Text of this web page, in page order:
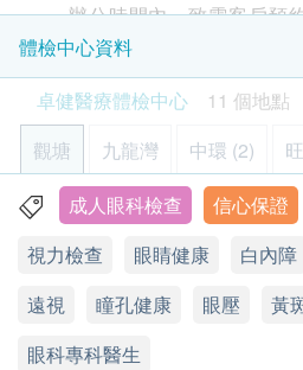
遠近視力
屈光檢查 (近視、遠視、散
瞳孔反射
眼壓檢查
斜視、眼睛肌肉協調
色覺
立體視覺
雙目裂隙燈檢查
放大瞳孔眼底檢查
眼球健康
報告
計劃特點：
由眼科專科醫生主理
針對40歲或以上、 深近視
危人士的全面檢查
檢查包括白內障、青光眼
病變等
指定醫療中心地點及辦公時間：
卓健專科中心 - 旺角
九龍旺角彌敦道625- 639號雅
星期一至五：9:00 - 13:00;
辦公時間內，致電客戶預
點，客戶亦可以致電
8301 8301預約。
客戶必須於預約當天出示身
郵以確認身份。
體格檢查計劃只適用於18
體格檢查計劃不適用於星
眼科檢查計劃不適用於星
期。
本體格檢查計劃有效期為6
內（由確認付款日期起計
廢。
體檢中心資料
卓健醫療體檢中心
11 個地點
觀塘
九龍灣 中環 (2)
屯門 沙田 鰂魚涌 樂富
觀塘觀塘道418號創紀之城五期
2502-03A 室
顯示地圖
成人眼科檢查 信心保證
視力檢查
眼睛健康 白內障
遠視
瞳孔健康 眼壓 黃
眼科專科醫生